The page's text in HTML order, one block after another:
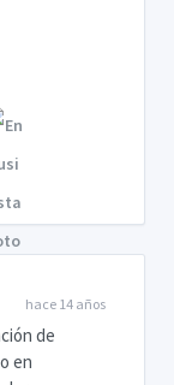
hace 14 años
de
en